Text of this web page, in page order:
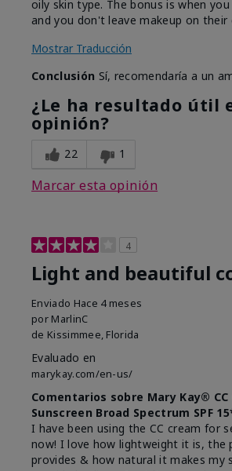
oily skin type. The bonus is when
and you don't leave makeup on their
Mostrar Traducción
Conclusión Sí, recomendaría a un
¿Le ha resultado útil
opinión?
22 1
Marcar esta opinión
4
Light and beautiful
Enviado Hace 4 meses
por MarlinC
de Kissimmee, Florida
Evaluado en
marykay.com/en-us/
Comentarios sobre Mary Kay® CC
Sunscreen Broad Spectrum SPF
I have been using the CC cream for
now! I love how lightweight it is, the
provides & how natural it makes my